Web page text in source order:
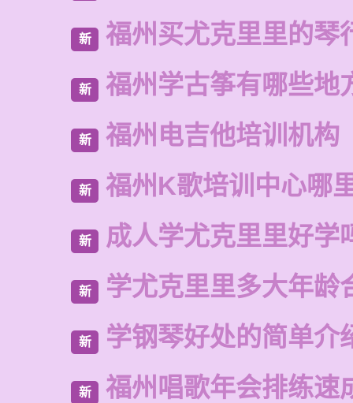
新 福州买尤克里里的琴
新 福州学古筝有哪些地
新 福州电吉他培训机构
新 福州K歌培训中心哪
新 成人学尤克里里好学
新 学尤克里里多大年龄
新 学钢琴好处的简单介
新 福州唱歌年会排练速